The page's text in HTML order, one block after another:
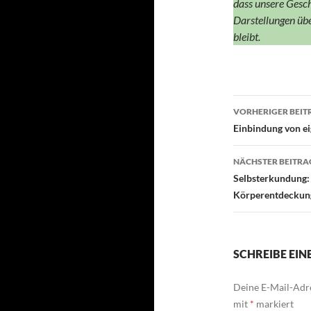
dass unsere
Darstellungen
bleibt.
VORHERIGER
Einbindung von
NÄCHSTER
SCHREIBE
Deine E-Mail-
mit * markiert